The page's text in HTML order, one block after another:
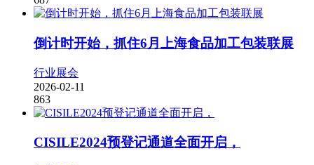
倒计时开始，抓住6月上海食品加工包装联展
行业展会
2026-02-11
863
CISILE2024预登记通道全面开启，